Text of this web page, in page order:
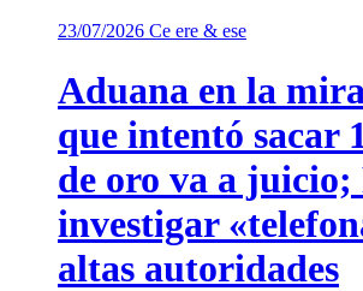
23/07/2026 Ce ere & ese
Aduana en la
que intentó sacar
de oro va a juicio;
investigar
altas autoridades